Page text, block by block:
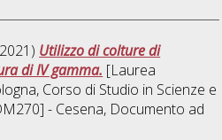
Utilizzo di colture di
di IV gamma. [Laurea
Corso di Studio in Scienze e
- Cesena, Documento ad